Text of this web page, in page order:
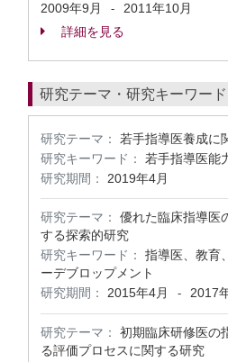
2009年9月
-
2011年10月
詳細を見る
研究テーマ・研究キーワード
研究テーマ：
若手指導医養成に
研究キーワード：
若手指導医能
研究期間：
2019年4月
研究テーマ：
優れた臨床指導医
する探索的研究
研究キーワード：
指導医、教育
ーデブロップメント
研究期間：
2015年4月 - 2017
研究テーマ：
初期臨床研修医の
る評価プロセスに関する研究